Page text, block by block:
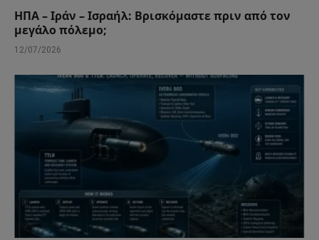
ΗΠΑ – Ιράν – Ισραήλ: Βρισκόμαστε πριν από τον
μεγάλο πόλεμο;
12/07/2026